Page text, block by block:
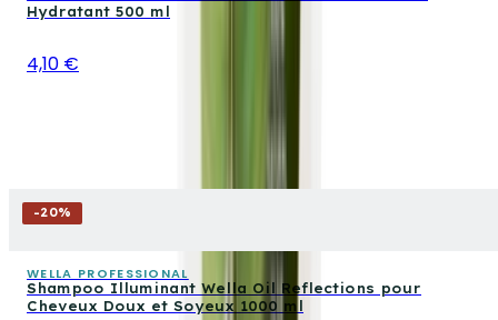
Hydratant 500 ml
4,10 €
-20%
WELLA PROFESSIONAL
Shampoo Illuminant Wella Oil Reflections pour
Cheveux Doux et Soyeux 1000 ml